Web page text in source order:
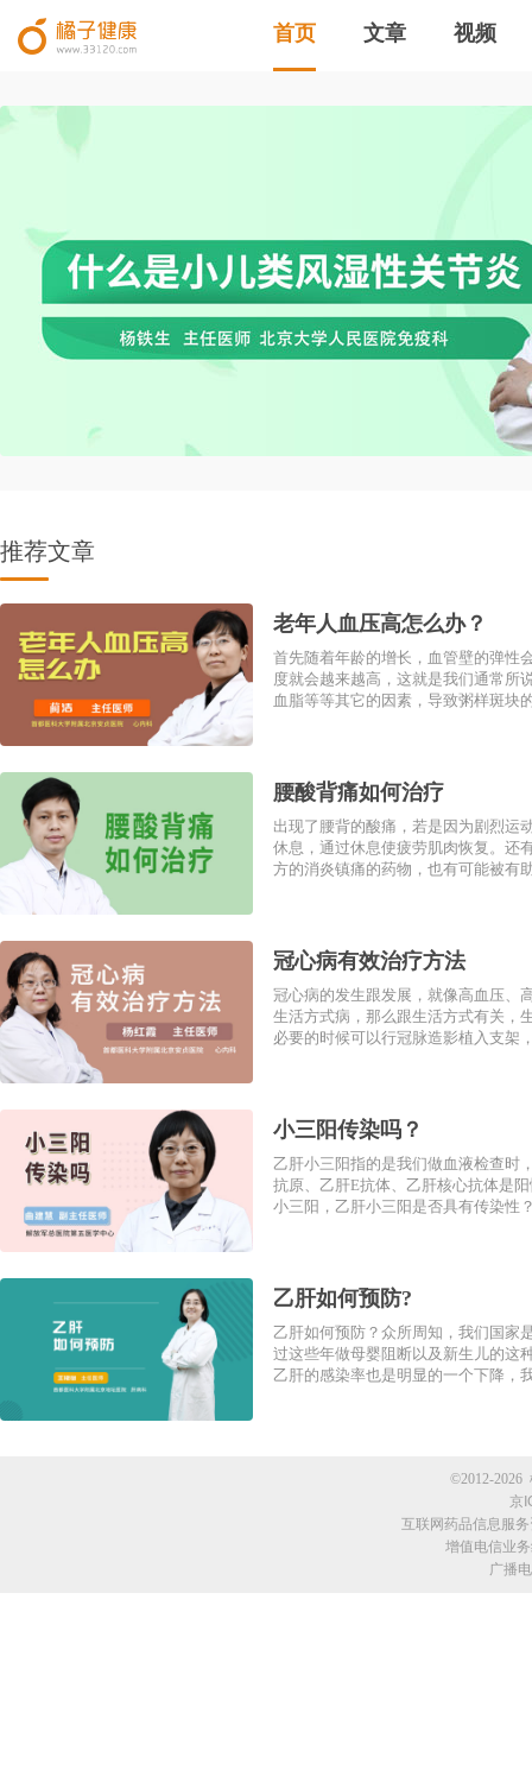
首页 文章 视频
推荐文章
老年人血压高怎么办？
首先随着年龄的增长，血管壁的弹性
度就会越来越高，这就是我们通常所
血脂等等其它的因素，导致粥样斑块
腰酸背痛如何治疗
出现了腰背的酸痛，若是因为剧烈运
休息，通过休息使疲劳肌肉恢复。还
方的消炎镇痛的药物，也有可能被有
冠心病有效治疗方法
冠心病的发生跟发展，就像高血压、
生活方式病，那么跟生活方式有关，
必要的时候可以行冠脉造影植入支架
小三阳传染吗？
乙肝小三阳指的是我们做血液检查时
抗原、乙肝E抗体、乙肝核心抗体是
小三阳，乙肝小三阳是否具有传染性
乙肝如何预防?
乙肝如何预防？众所周知，我们国家
过这些年做母婴阻断以及新生儿的这
乙肝的感染率也是明显的一个下降，
©2012-2026
京
互联网药品信息服
增值电信业
广播